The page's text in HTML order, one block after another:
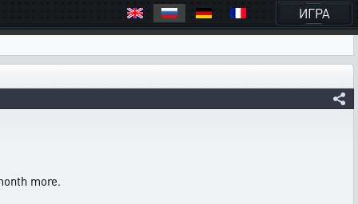
ИГРА
more.